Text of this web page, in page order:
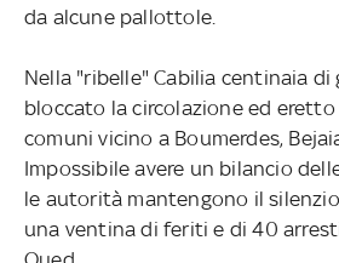
da alcune pallottole.
Nella "ribelle" Cabilia centinaia di
bloccato la circolazione ed
comuni vicino a Boumerdes,
Impossibile avere un bilancio
le autorità mantengono il
una ventina di feriti e di 40